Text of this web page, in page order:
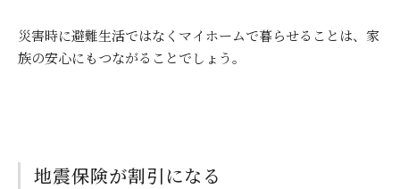
災害時に避難生活ではなくマイホームで暮らせることは、家
族の安心にもつながることでしょう。
地震保険が割引になる